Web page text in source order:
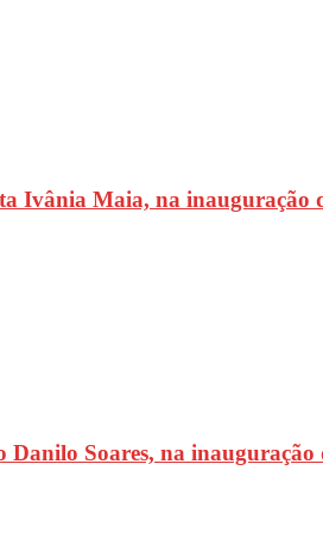
Ivânia Maia, na inauguração
Soares, na